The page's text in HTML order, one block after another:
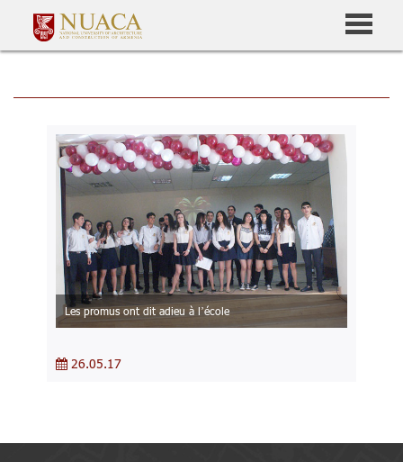
Les promus ont dit adieu à l’école
26.05.17